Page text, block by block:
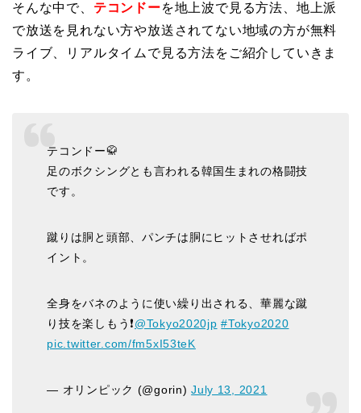
そんな中で、 テコンドーを地上波で見る方法、地上派
で放送を見れない方や放送されてない地域の方が無料
ライブ、リアルタイムで見る方法をご紹介していきま
す。
テコンドー🥋
足のボクシングとも言われる韓国生まれの格闘技
です。
蹴りは胴と頭部、パンチは胴にヒットさせればポ
イント。
全身をバネのように使い繰り出される、華麗な蹴
り技を楽しもう❗️@Tokyo2020jp #Tokyo2020
pic.twitter.com/fm5xI53teK
— オリンピック (@gorin)July 13, 2021